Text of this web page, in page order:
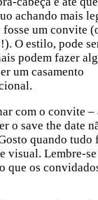
achando mais
um convite
O estilo, pode
podem fazer
um casamento
com o convite
o save the date
quando tudo
visual. Lembre-se
que os